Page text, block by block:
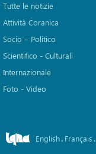
Tutte le notizie
Attività Coranica
Socio – Politico
Scientifico - Culturali
Internazionale
Foto - Video
English. Français.